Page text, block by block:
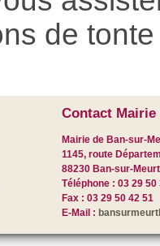
de
Contact Mairie
Mairie de Ban-sur-
1145, route
88230 Ban-sur-
Téléphone : 03 29 50
Fax : 03 29 50 42 51
E-Mail :